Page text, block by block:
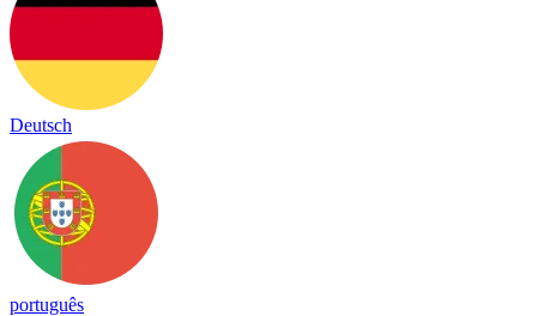
Deutsch
português